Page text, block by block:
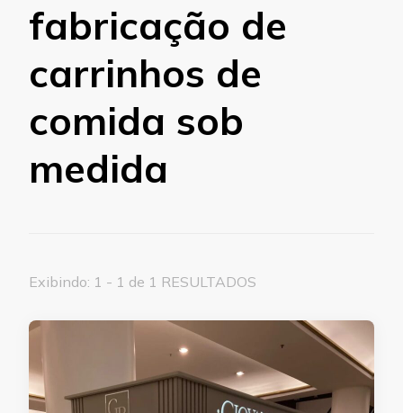
fabricação de
carrinhos de
comida sob
medida
Exibindo: 1 - 1 de 1 RESULTADOS